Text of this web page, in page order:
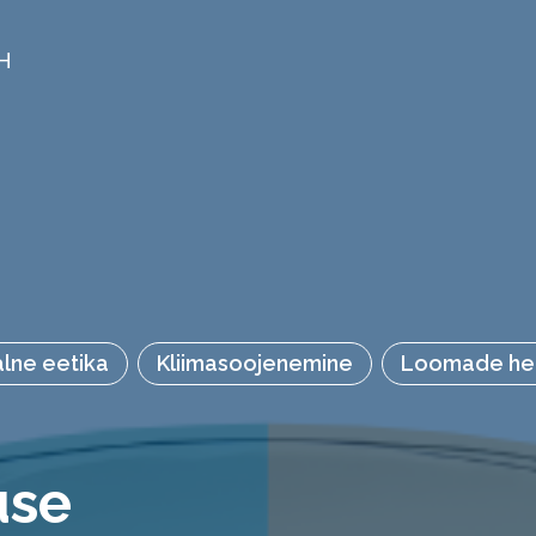
eetika Kliimasoojenemine Loomade